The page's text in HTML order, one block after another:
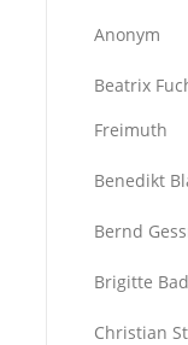
Anonym
Beatrix
Freimuth
Benedikt
Bernd
Brigitte
Christian